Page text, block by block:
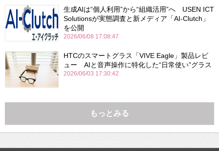
生成AIは“個人利用”から“組織活用”へ USEN ICT
Solutionsが実態調査と新メディア「AI-Clutch」
を公開
2026/06/08 17:08:47
HTCのスマートグラス「VIVE Eagle」製品レビ
ュー AIと音声操作に特化した“日常使い”グラス
2026/06/03 17:30:42
もっとみる